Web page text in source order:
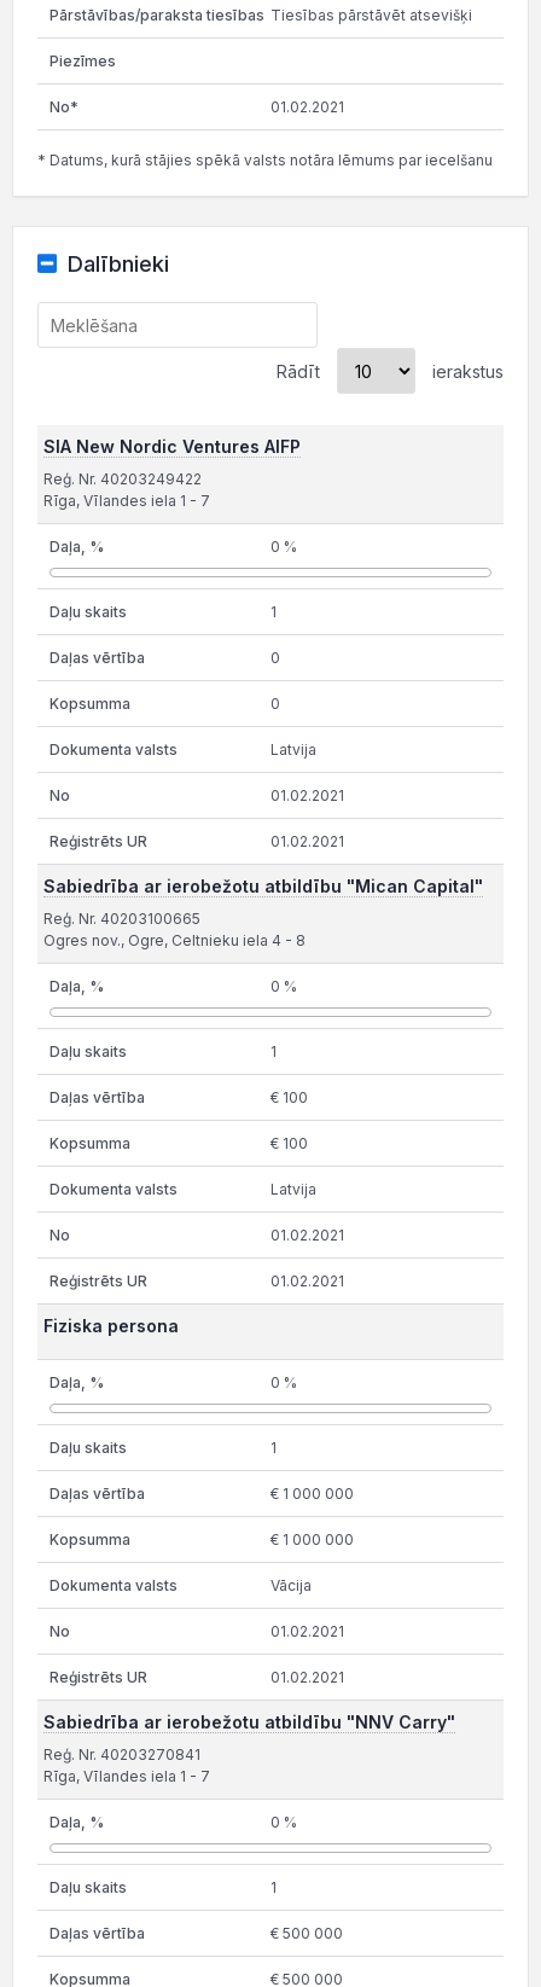
Tiesības pārstāvēt atsevišķi
01.02.2021
* Datums, kurā stājies spēkā valsts notāra lēmums par iecelšanu
Dalībnieki
Rādīt ierakstus
SIA New Nordic Ventures AIFP
Reģ. Nr. 40203249422
Rīga, Vīlandes iela 1 - 7
0 %
1
0
0
Latvija
01.02.2021
01.02.2021
Sabiedrība ar ierobežotu atbildību "Mican Capital"
Reģ. Nr. 40203100665
Ogres nov., Ogre, Celtnieku iela 4 - 8
0 %
1
€ 100
€ 100
Latvija
01.02.2021
01.02.2021
Fiziska persona
0 %
1
€ 1 000 000
€ 1 000 000
Vācija
01.02.2021
01.02.2021
Sabiedrība ar ierobežotu atbildību "NNV Carry"
Reģ. Nr. 40203270841
Rīga, Vīlandes iela 1 - 7
0 %
1
€ 500 000
€ 500 000